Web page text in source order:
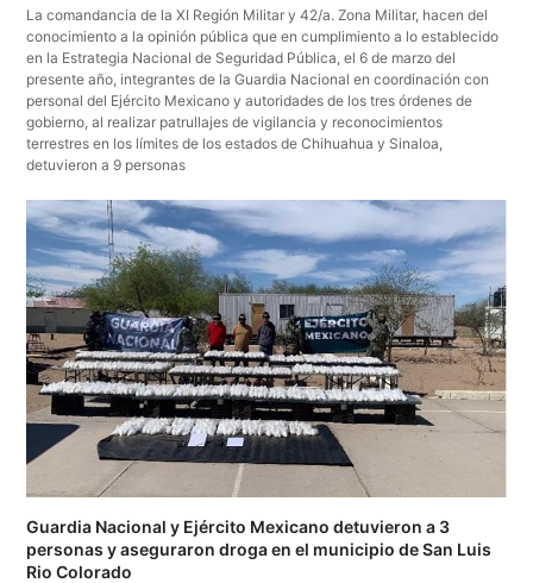
La comandancia de la XI Región Militar y 42/a. Zona Militar, hacen del
conocimiento a la opinión pública que en cumplimiento a lo establecido
en la Estrategia Nacional de Seguridad Pública, el 6 de marzo del
presente año, integrantes de la Guardia Nacional en coordinación con
personal del Ejército Mexicano y autoridades de los tres órdenes de
gobierno, al realizar patrullajes de vigilancia y reconocimientos
terrestres en los límites de los estados de Chihuahua y Sinaloa,
detuvieron a 9 personas
Guardia Nacional y Ejército Mexicano detuvieron a 3
personas y aseguraron droga en el municipio de San Luis
Rio Colorado